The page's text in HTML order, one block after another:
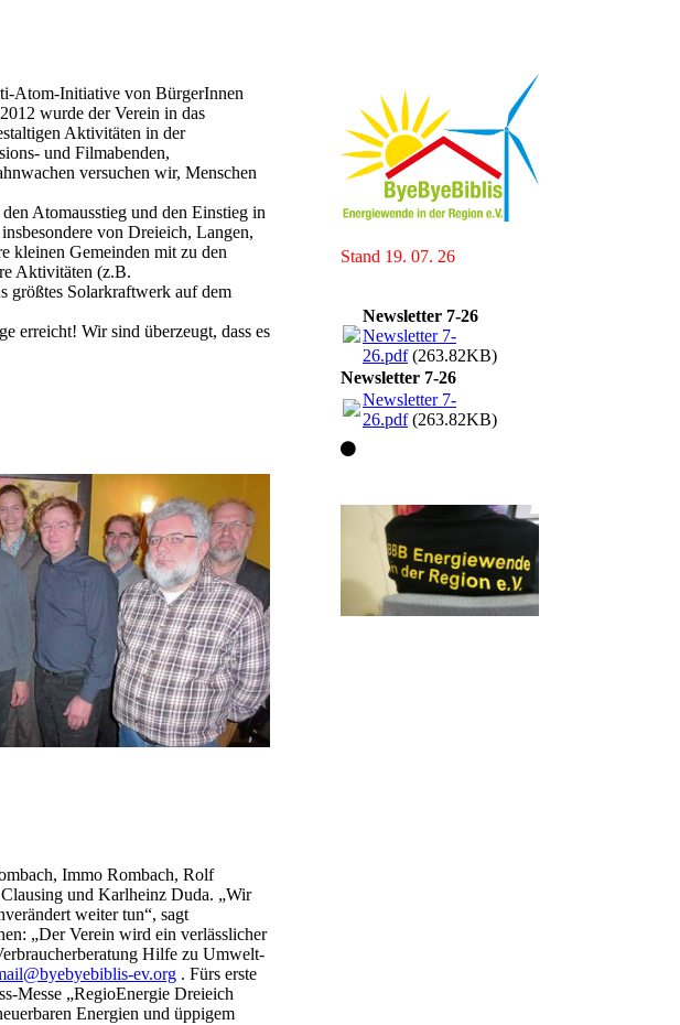
Atom-Initiative von BürgerInnen
wurde der Verein in das
Aktivitäten in der
und Filmabenden,
versuchen wir, Menschen
Atomausstieg und den Einstieg in
von Dreieich, Langen,
kleinen Gemeinden mit zu den
Aktivitäten (z.B.
größtes Solarkraftwerk auf dem
erreicht! Wir sind überzeugt, dass es
Immo Rombach, Rolf
und Karlheinz Duda. „Wir
weiter tun“, sagt
„Der Verein wird ein verlässlicher
Hilfe zu Umwelt-
ev.org . Fürs erste
Messe „RegioEnergie Dreieich
Energien und üppigem
Stand 19. 07. 26
Newsletter 7-26
Newsletter 7-
26.pdf(263.82KB)
Newsletter 7-26
Newsletter 7-
26.pdf(263.82KB)